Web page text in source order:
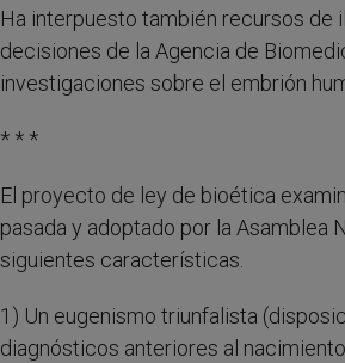
Ha interpuesto también recursos de
decisiones de la Agencia de
investigaciones sobre el embrión
* * *
El proyecto de ley de bioética
pasada y adoptado por la Asamblea
siguientes características.
1) Un eugenismo triunfalista
diagnósticos anteriores al